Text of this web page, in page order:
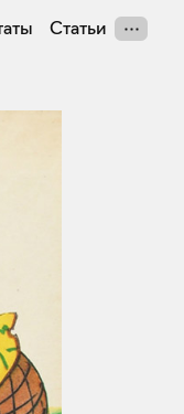
Статьи